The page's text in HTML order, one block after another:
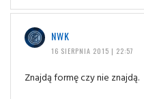
NWK
16 SIERPNIA 2015 | 22:57
Znajdą formę czy nie znajdą.